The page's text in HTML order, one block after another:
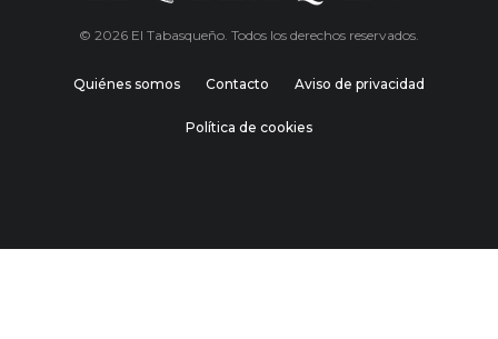
© 2026 El Tabasqueño. Todos los derechos reservados.
Quiénes somos Contacto Aviso de privacidad
Política de cookies